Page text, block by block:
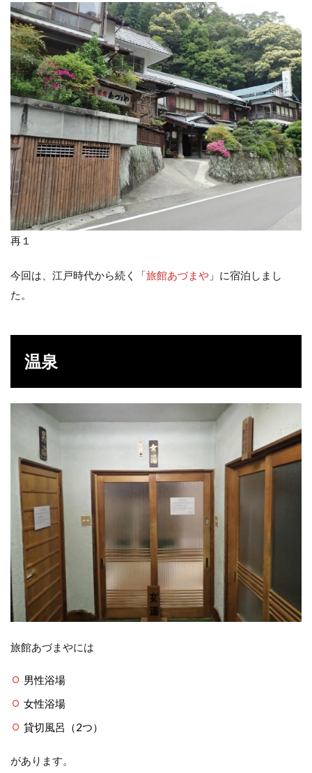
再１
今回は、江戸時代から続く「旅館あづまや 」に宿泊しまし
た。
温泉
旅館あづまやには
男性浴場
女性浴場
貸切風呂（2つ）
があります。